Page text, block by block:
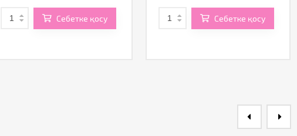
Себетке қосу Себетке қосу